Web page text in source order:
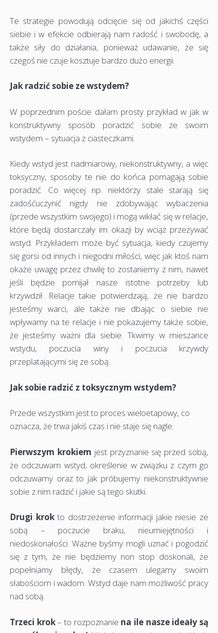
Te strategie powodują odcięcie się od jakichś części
siebie i w efekcie odbierają nam radość i swobodę, a
także siły do działania, ponieważ udawanie, że się
czegoś nie czuje kosztuje bardzo dużo energii.
Jak radzić sobie ze wstydem?
W poprzednim poście dałam prosty przykład w jak w
konstruktywny sposób poradzić sobie ze swoim
wstydem – sytuacja z ciasteczkami.
Kiedy wstyd jest nadmiarowy, niekonstruktywny, a więc
toksyczny, sposoby te nie do końca pomagają sobie
poradzić. Co więcej np. niektórzy stale starają się
zadośćuczynić nigdy nie zdobywając wybaczenia
(przede wszystkim swojego) i mogą wikłać się w relacje,
które będą dostarczały im okazji by wciąż przeżywać
wstyd. Przykładem może być sytuacja, kiedy czujemy
się gorsi od innych i niegodni miłości, więc jak ktoś nam
okaże uwagę przez chwilę to zostaniemy z nim, nawet
jeśli będzie pomijał nasze istotne potrzeby lub
krzywdził. Relacje takie potwierdzają, że nie bardzo
jesteśmy warci, ale także nie dbając o siebie nie
wpływamy na te relacje i nie pokazujemy także sobie,
że jesteśmy ważni dla siebie. Tkwimy w mieszance
wstydu, poczucia winy i poczucia krzywdy
przeplatającymi się ze sobą.
Jak sobie radzić z toksycznym wstydem?
Przede wszystkim jest to proces wieloetapowy, co
oznacza, że trwa jakiś czas i nie staje się nagle.
Pierwszym krokiem jest przyznanie się przed sobą,
że odczuwam wstyd, określenie w związku z czym go
odczuwamy oraz to jak próbujemy niekonstruktywnie
sobie z nim radzić i jakie są tego skutki.
Drugi krokto dostrzeżenie informacji jakie niesie ze
sobą – poczucie braku, nieumiejętności i
niedoskonałości. Ważne byśmy mogli uznać i pogodzić
się z tym, że nie będziemy non stop doskonali, że
popełniamy błędy, że czasem ulegamy swoim
słabościom i wadom. Wstyd daje nam możliwość pracy
nad sobą.
Trzeci krok– to rozpoznanie na ile nasze ideały są